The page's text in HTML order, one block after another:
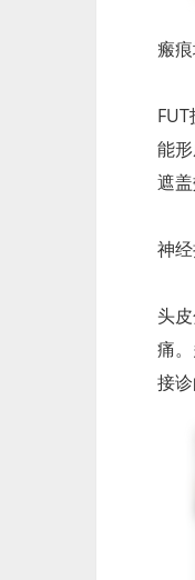
瘢
能
遮
神
头
痛
接